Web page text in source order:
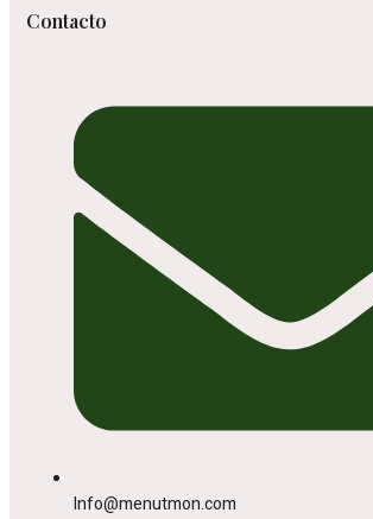
Contacto
Info@menutmon.com